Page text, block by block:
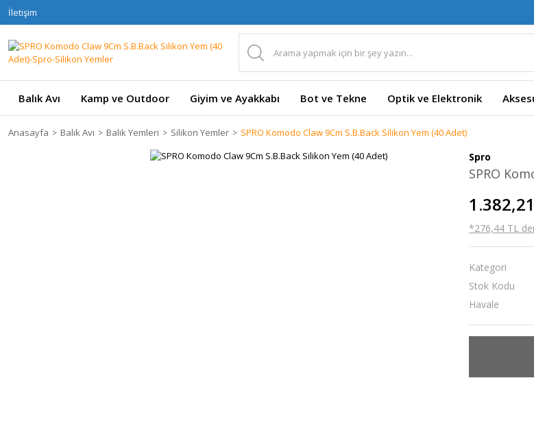
İletişim
Balık Avı Kamp ve Outdoor Giyim ve Ayakkabı Bot ve Tekne Optik ve Elektronik
Anasayfa Balık Avı Balık Yemleri Silikon Yemler SPRO Komodo Claw 9Cm S.B.Back Silikon Yem (40 Adet)
Spro
SPRO
*276,44 TL
Kategori
Stok Kodu
Havale